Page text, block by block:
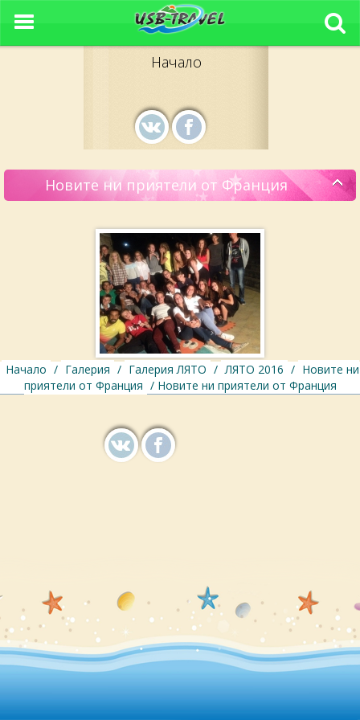
Начало
Новите ни приятели от Франция
Начало / Галерия / Галерия ЛЯТО / ЛЯТО 2016 / Новите ни
приятели от Франция / Новите ни приятели от Франция